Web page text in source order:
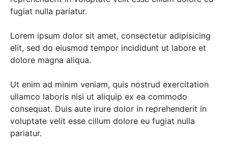
fugiat nulla pariatur.
Lorem ipsum dolor sit amet, consectetur adipisicing
elit, sed do eiusmod tempor incididunt ut labore et
dolore magna aliqua.
Ut enim ad minim veniam, quis nostrud exercitation
ullamco laboris nisi ut aliquip ex ea commodo
consequat. Duis aute irure dolor in reprehenderit in
voluptate velit esse cillum dolore eu fugiat nulla
pariatur.